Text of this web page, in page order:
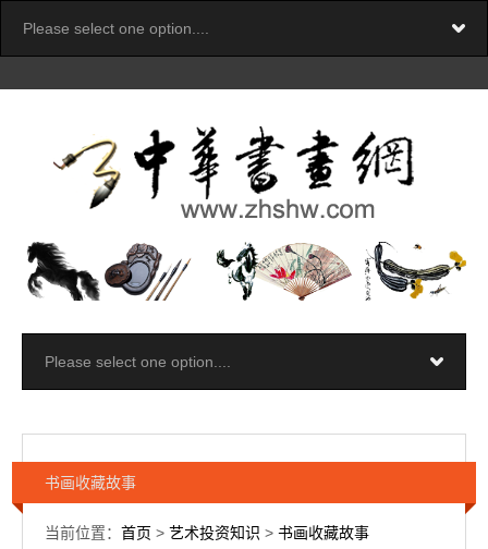
书画收藏故事
当前位置： 首页 > 艺术投资知识 > 书画收藏故事